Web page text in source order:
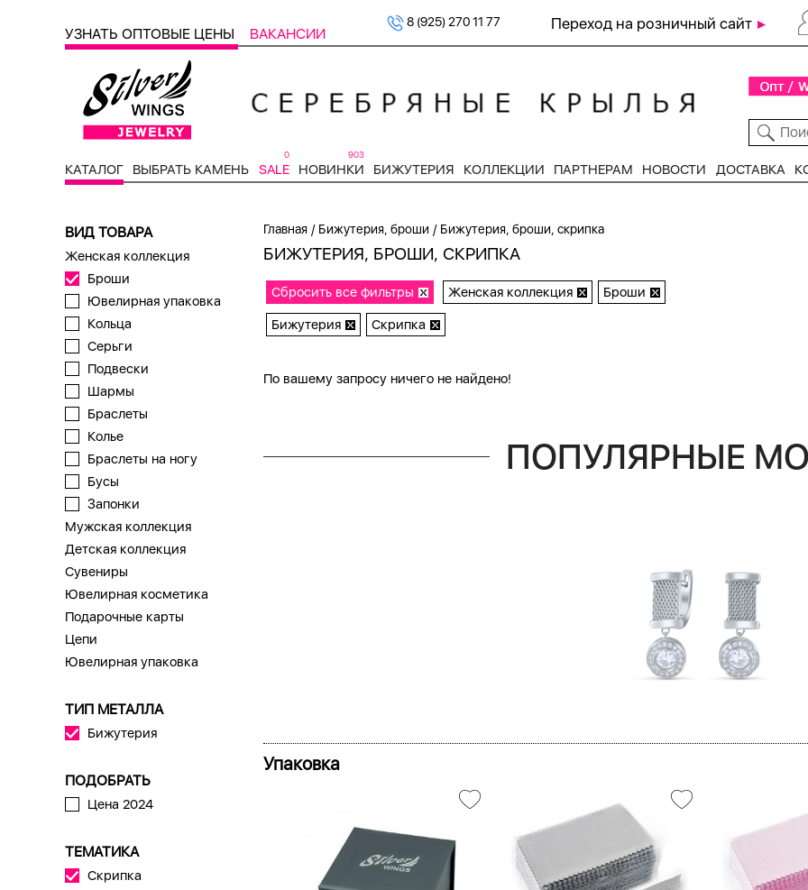
УЗНАТЬ ОПТОВЫЕ ЦЕНЫ ВАКАНСИИ
8 (925) 270 11 77 Переход на розничный сайт
КАТАЛОГ ВЫБРАТЬ КАМЕНЬ SALE
0
НОВИНКИ
903
БИЖУТЕРИЯ КОЛЛЕКЦИИ ПАРТНЕРАМ НОВОСТИ ДОСТАВКА
ВИД ТОВАРА
Женская коллекция
Броши
Ювелирная упаковка
Кольца
Серьги
Подвески
Шармы
Браслеты
Колье
Браслеты на ногу
Бусы
Запонки
Мужская коллекция
Детская коллекция
Сувениры
Ювелирная косметика
Подарочные карты
Цепи
Ювелирная упаковка
ТИП МЕТАЛЛА
Бижутерия
ПОДОБРАТЬ
Цена 2024
ТЕМАТИКА
Скрипка
Главная / Бижутерия, броши / Бижутерия, броши, скрипка
БИЖУТЕРИЯ, БРОШИ, СКРИПКА
Сбросить все фильтры Женская коллекция
Броши
Бижутерия
Скрипка
По вашему запросу ничего не найдено!
ПОПУЛЯРНЫЕ
Упаковка